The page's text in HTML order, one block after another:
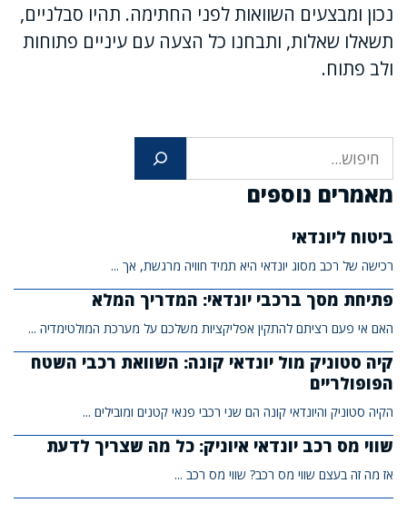
נכון ומבצעים השוואות לפני החתימה. תהיו סבלניים,
תשאלו שאלות, ותבחנו כל הצעה עם עיניים פתוחות
ולב פתוח.
חיפוש
מאמרים נוספים
ביטוח ליונדאי
רכישה של רכב מסוג יונדאי היא תמיד חוויה מרגשת, אך ...
פתיחת מסך ברכבי יונדאי: המדריך המלא
האם אי פעם רציתם להתקין אפליקציות משלכם על מערכת המולטימדיה ...
קיה סטוניק מול יונדאי קונה: השוואת רכבי השטח
הפופולריים
הקיה סטוניק והיונדאי קונה הם שני רכבי פנאי קטנים ומובילים ...
שווי מס רכב יונדאי איוניק: כל מה שצריך לדעת
אז מה זה בעצם שווי מס רכב? שווי מס רכב ...